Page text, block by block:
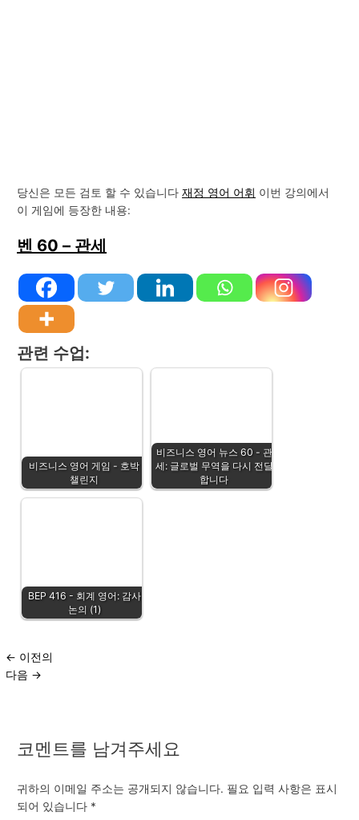
당신은 모든 검토 할 수 있습니다재정 영어 어휘 이번 강의에서
이 게임에 등장한 내용:
벤 60 – 관세
관련 수업:
비즈니스 영어 게임 - 호박
챌린지
비즈니스 영어 뉴스 60 - 관
세: 글로벌 무역을 다시 전달
합니다
BEP 416 - 회계 영어: 감사
논의 (1)
← 이전의
다음 →
코멘트를 남겨주세요
귀하의 이메일 주소는 공개되지 않습니다. 필요 입력 사항은 표시
되어 있습니다 *